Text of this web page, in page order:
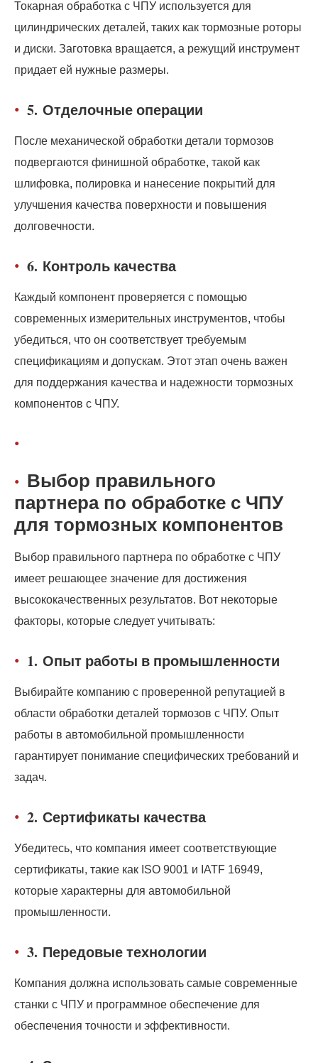
Токарная обработка с ЧПУ используется для
цилиндрических деталей, таких как тормозные роторы
и диски. Заготовка вращается, а режущий инструмент
придает ей нужные размеры.
5. Отделочные операции
После механической обработки детали тормозов
подвергаются финишной обработке, такой как
шлифовка, полировка и нанесение покрытий для
улучшения качества поверхности и повышения
долговечности.
6. Контроль качества
Каждый компонент проверяется с помощью
современных измерительных инструментов, чтобы
убедиться, что он соответствует требуемым
спецификациям и допускам. Этот этап очень важен
для поддержания качества и надежности тормозных
компонентов с ЧПУ.
Выбор правильного
партнера по обработке с ЧПУ
для тормозных компонентов
Выбор правильного партнера по обработке с ЧПУ
имеет решающее значение для достижения
высококачественных результатов. Вот некоторые
факторы, которые следует учитывать:
1. Опыт работы в промышленности
Выбирайте компанию с проверенной репутацией в
области обработки деталей тормозов с ЧПУ. Опыт
работы в автомобильной промышленности
гарантирует понимание специфических требований и
задач.
2. Сертификаты качества
Убедитесь, что компания имеет соответствующие
сертификаты, такие как ISO 9001 и IATF 16949,
которые характерны для автомобильной
промышленности.
3. Передовые технологии
Компания должна использовать самые современные
станки с ЧПУ и программное обеспечение для
обеспечения точности и эффективности.